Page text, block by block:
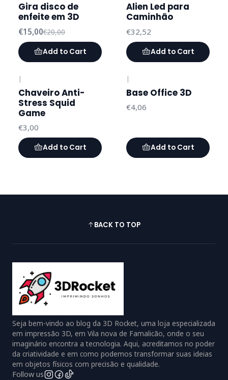
Gira disco de
enfeite em 3D
€15,00€20,00
Add to Cart
Alien Led para
Caminhão
€32,52
Add to Cart
|
Chaveiro Anti-
Stress Squid
Game
€3,00
Add to Cart
|
Base Office 3D
€4,06
Add to Cart
BACK TO TOP
Seja bem-vindo ao blog da 3D Rocket, uma loja especializada
em impressão 3D, em Vila nova de Famalicão, onde o seu
imaginário encontra a tecnologia. Aqui, acreditamos no poder
da criatividade e em como podemos transformar suas ideias
em objetos físicos com precisão e qualidade.
Follow us